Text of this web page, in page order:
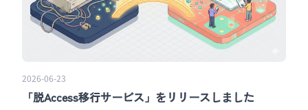
2026-06-23
「脱Access移行サービス」をリリースしました